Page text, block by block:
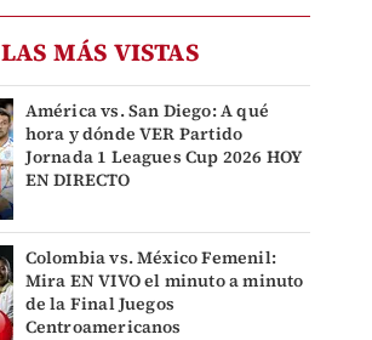
LAS MÁS VISTAS
América vs. San Diego: A qué
hora y dónde VER Partido
Jornada 1 Leagues Cup 2026 HOY
EN DIRECTO
Colombia vs. México Femenil:
Mira EN VIVO el minuto a minuto
de la Final Juegos
Centroamericanos